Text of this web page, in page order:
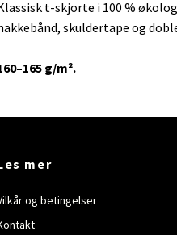
t-skjorte i 100 %
skuldertape og
g/m².
mer
og betingelser